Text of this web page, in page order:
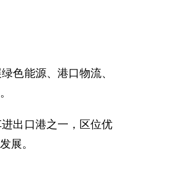
色能源、港口物流、
出口港之一，区位优
展。